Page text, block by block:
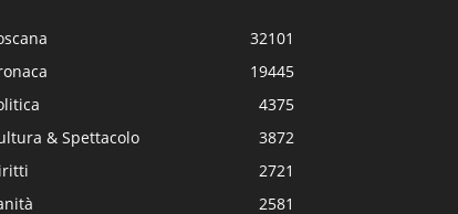
32101
19445
4375
& Spettacolo
3872
2721
2581